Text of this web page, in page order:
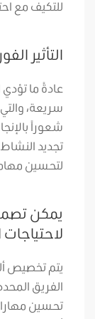
للتكيف مع
التأثير
عادةً ما
سريعة،
شعوراً
تجديد
لتحسين
يمكن
يتم تخصيص
الفريق
تحسين